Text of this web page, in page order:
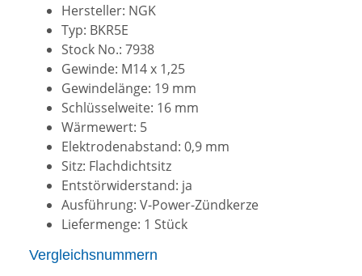
Hersteller: NGK
Typ: BKR5E
Stock No.: 7938
Gewinde: M14 x 1,25
Gewindelänge: 19 mm
Schlüsselweite: 16 mm
Wärmewert: 5
Elektrodenabstand: 0,9 mm
Sitz: Flachdichtsitz
Entstörwiderstand: ja
Ausführung: V-Power-Zündkerze
Liefermenge: 1 Stück
Vergleichsnummern